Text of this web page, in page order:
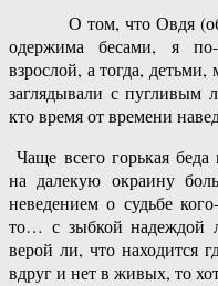
О том, что Овдя (об
одержима бесами, я
взрослой, а тогда,
заглядывали с
кто время от времени
Чаще всего горькая
на далекую окраину
неведением о судьбе
то… с зыбкой надеждой
верой ли, что находится
вдруг и нет в живых, то